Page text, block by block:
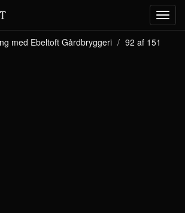
med Ebeltoft Gårdbryggeri 92 af 151